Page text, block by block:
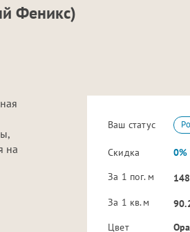
Феникс)
на
Ваш статус
Скидка
0%
За 1 пог. м
За 1 кв.м
Цвет